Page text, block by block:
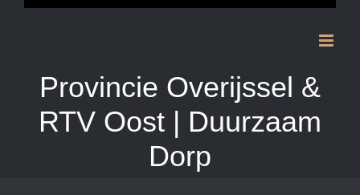
Provincie Overijssel &
RTV Oost | Duurzaam
Dorp